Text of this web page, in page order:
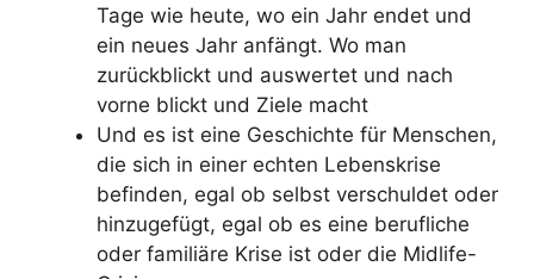
Tage wie heute, wo ein Jahr endet und
ein neues Jahr anfängt. Wo man
zurückblickt und auswertet und nach
vorne blickt und Ziele macht
Und es ist eine Geschichte für Menschen,
die sich in einer echten Lebenskrise
befinden, egal ob selbst verschuldet oder
hinzugefügt, egal ob es eine berufliche
oder familiäre Krise ist oder die Midlife-